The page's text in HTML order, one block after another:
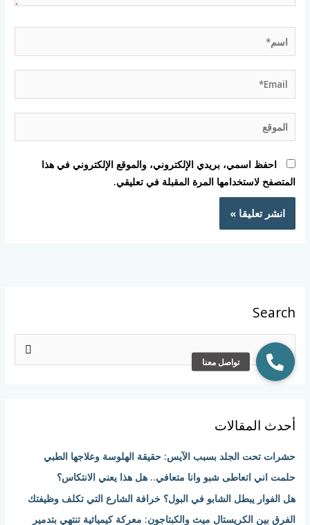
اسم*
Email*
الموقع
احفظ اسمي، بريدي الإلكتروني، والموقع الإلكتروني في هذا
المتصفح لاستخدامها المرة المقبلة في تعليقي.
Search
ا
ل
ث
ن
:
أحدث المقالات
حشرات تحت الجلد بسبب الآيس: حقيقة الهلوسة وعلاجها الطبي
حلمت اني اتعاطى شبو وانا متعافي.. هل هذا يعني الانتكاس؟
هل الفوار يبطل الشابو في البول؟ خرافة الشارع التي تكلف وظيفتك
الفرق بين الكريستال ميث والكبتاجون: معركة كيميائية تنتهي بتدمير